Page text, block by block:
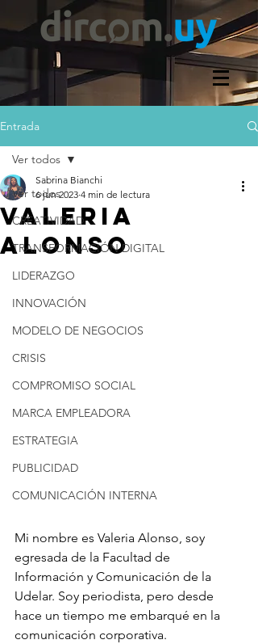
Entrada
Ver todos
CREATIVIDAD
TRANSFORMACIÓN DIGITAL
LIDERAZGO
INNOVACIÓN
MODELO DE NEGOCIOS
CRISIS
COMPROMISO SOCIAL
MARCA EMPLEADORA
ESTRATEGIA
PUBLICIDAD
COMUNICACIÓN INTERNA
Ver todos
VALERIA
ALONSO
Sabrina Bianchi
6 jun 2023 4 min de lectura
Mi nombre es Valeria Alonso, soy
egresada de la Facultad de
Información y Comunicación de la
Udelar. Soy periodista, pero desde
hace un tiempo me embarqué en la
comunicación corporativa.